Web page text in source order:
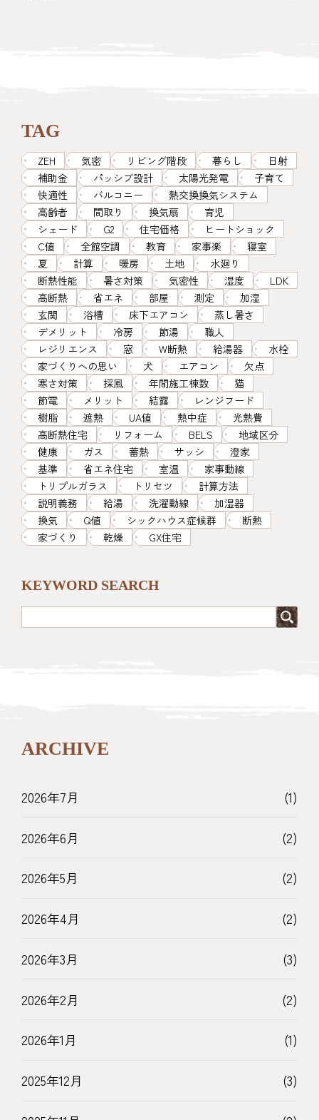
TAG
ZEH 気密 リビング階段 暮らし
日射
補助金
パッシブ設計 太陽光発電
子育て
快適性
バルコニー
熱交換換気システム
高齢者
間取り 換気扇
育児
シェード
G2 住宅価格
ヒートショック
C値
全館空調 教育 家事楽
寝室
夏
計算 暖房 土地
水廻り
断熱性能
暑さ対策 気密性 湿度
LDK
高断熱
省エネ 部屋 測定
加湿
玄関
浴槽 床下エアコン
蒸し暑さ
デメリット
冷房 節湯
職人
レジリエンス
窓 W断熱 給湯器
水栓
家づくりへの思い
犬 エアコン
欠点
寒さ対策
採風 年間施工棟数
猫
節電
メリット 結露
レンジフード
樹脂
遮熱 UA値 熱中症
光熱費
高断熱住宅
リフォーム BELS
地域区分
健康
ガス 蓄熱 サッシ
澄家
基準
省エネ住宅 室温
家事動線
トリプルガラス
トリセツ
計算方法
説明義務
給湯 洗濯動線
加湿器
換気
Q値 シックハウス症候群
断熱
家づくり
乾燥 GX住宅
KEYWORD SEARCH
ARCHIVE
2026年7月 (1)
2026年6月 (2)
2026年5月 (2)
2026年4月 (2)
2026年3月 (3)
2026年2月 (2)
2026年1月 (1)
2025年12月 (3)